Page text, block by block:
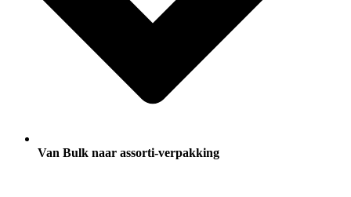
Van Bulk naar assorti-verpakking